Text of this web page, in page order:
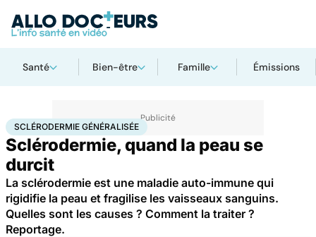
Santé Bien-être Famille Émissions
AccueilSantéMaladiesMaladies raresSclérodermie généralisée
SCLÉRODERMIE GÉNÉRALISÉE
Sclérodermie, quand la peau se
durcit
La sclérodermie est une maladie auto-immune qui
rigidifie la peau et fragilise les vaisseaux sanguins.
Quelles sont les causes ? Comment la traiter ?
Reportage.